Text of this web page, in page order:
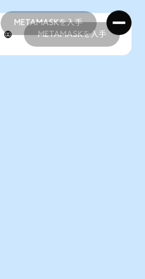
METAMASKを入手
METAMASKを入手
METAMASKを入手